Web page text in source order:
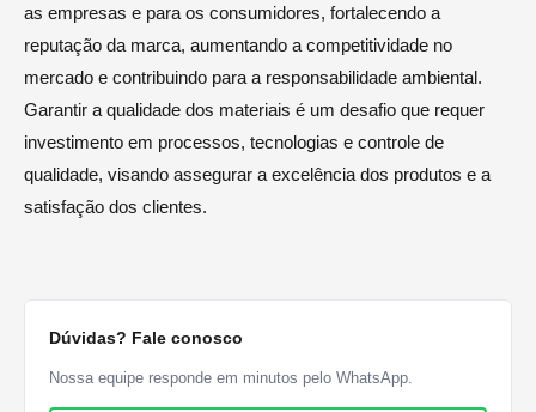
as empresas e para os consumidores, fortalecendo a
reputação da marca, aumentando a competitividade no
mercado e contribuindo para a responsabilidade ambiental.
Garantir a qualidade dos materiais é um desafio que requer
investimento em processos, tecnologias e controle de
qualidade, visando assegurar a excelência dos produtos e a
satisfação dos clientes.
Dúvidas? Fale conosco
Nossa equipe responde em minutos pelo WhatsApp.